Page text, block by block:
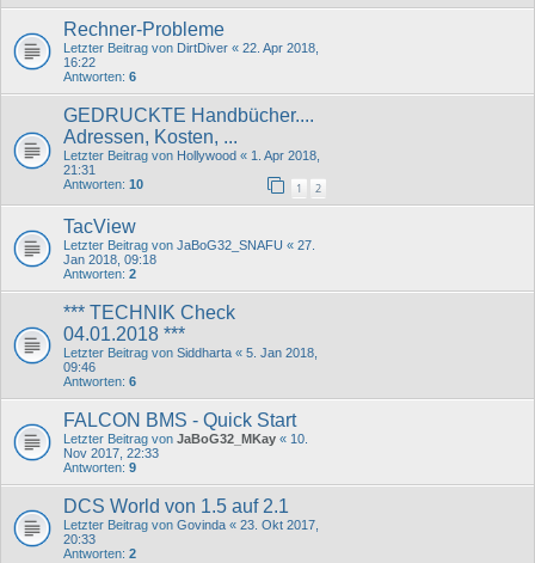
Rechner-Probleme
Letzter Beitrag von DirtDiver « 22. Apr 2018,
16:22
Antworten: 6
GEDRUCKTE Handbücher....
Adressen, Kosten, ...
Letzter Beitrag von Hollywood « 1. Apr 2018,
21:31
Antworten: 10 1 2
TacView
Letzter Beitrag von JaBoG32_SNAFU « 27.
Jan 2018, 09:18
Antworten: 2
*** TECHNIK Check
04.01.2018 ***
Letzter Beitrag von Siddharta « 5. Jan 2018,
09:46
Antworten: 6
FALCON BMS - Quick Start
Letzter Beitrag von JaBoG32_MKay « 10.
Nov 2017, 22:33
Antworten: 9
DCS World von 1.5 auf 2.1
Letzter Beitrag von Govinda « 23. Okt 2017,
20:33
Antworten: 2